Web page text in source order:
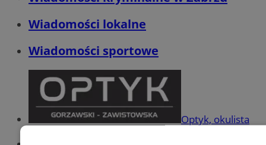
Wiadomości lokalne
Wiadomości sportowe
Optyk, okulista